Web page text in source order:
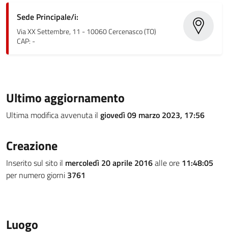
Sede Principale/i:
Via XX Settembre, 11 - 10060 Cercenasco (TO)
CAP: -
Ultimo aggiornamento
Ultima modifica avvenuta il giovedì 09 marzo 2023, 17:56
Creazione
Inserito sul sito il mercoledì 20 aprile 2016alle ore 11:48:05
per numero giorni 3761
Luogo